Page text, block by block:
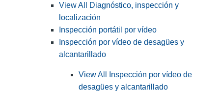
View All Diagnóstico, inspección y
localización
Inspección portátil por vídeo
Inspección por vídeo de desagües y
alcantarillado
View All Inspección por vídeo de
desagües y alcantarillado